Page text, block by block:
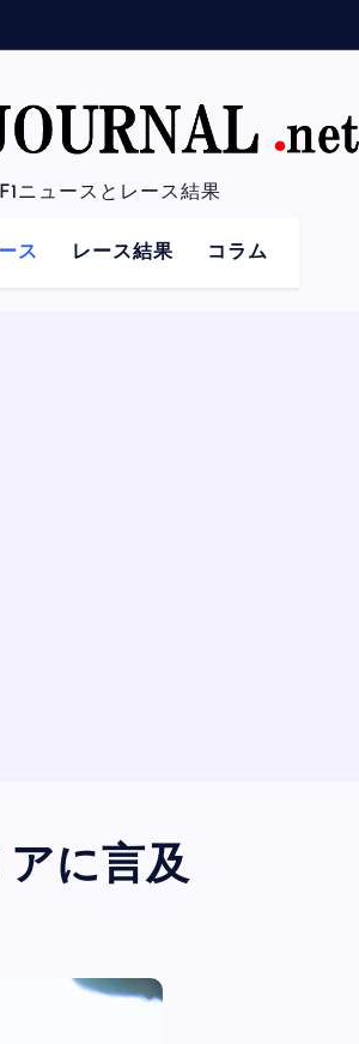
F1ニュースとレース結果
ス レース結果 コラム
に言及